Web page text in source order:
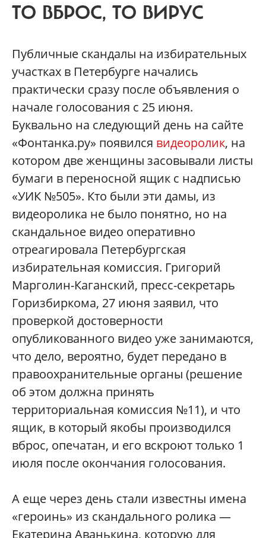
ТО ВБРОС, ТО ВИРУС
Публичные скандалы на избирательных
участках в Петербурге начались
практически сразу после объявления о
начале голосования с 25 июня.
Буквально на следующий день на сайте
«Фонтанка.ру» появился видеоролик, на
котором две женщины засовывали листы
бумаги в переносной ящик с надписью
«УИК №505». Кто были эти дамы, из
видеоролика не было понятно, но на
скандальное видео оперативно
отреагировала Петербургская
избирательная комиссия. Григорий
Марголин-Каганский, пресс-секретарь
Горизбиркома, 27 июня заявил, что
проверкой достоверности
опубликованного видео уже занимаются,
что дело, вероятно, будет передано в
правоохранительные органы (решение
об этом должна принять
территориальная комиссия №11), и что
ящик, в который якобы производился
вброс, опечатан, и его вскроют только 1
июля после окончания голосования.
А еще через день стали известны имена
«героинь» из скандального ролика —
Екатерина Аванькина, которую для